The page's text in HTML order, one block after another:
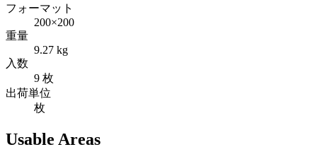
フォーマット
200×200
重量
9.27 kg
入数
9 枚
出荷単位
枚
Usable Areas